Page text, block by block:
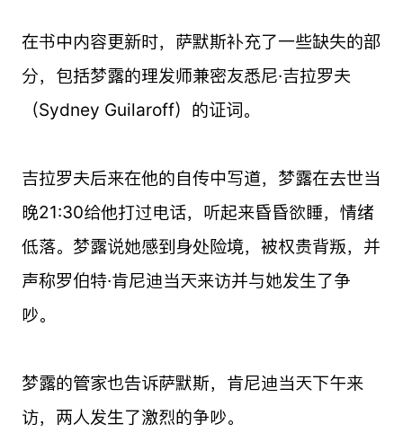
在书中内容更新时，萨默斯补充了一些缺失的部
分，包括梦露的理发师兼密友悉尼·吉拉罗夫
（Sydney Guilaroff）的证词。
吉拉罗夫后来在他的自传中写道，梦露在去世当
晚21:30给他打过电话，听起来昏昏欲睡，情绪
低落。梦露说她感到身处险境，被权贵背叛，并
声称罗伯特·肯尼迪当天来访并与她发生了争
吵。
梦露的管家也告诉萨默斯，肯尼迪当天下午来
访，两人发生了激烈的争吵。